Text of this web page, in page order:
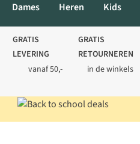
Dames Heren Kids
GRATIS
LEVERING
vanaf 50,-
GRATIS
RETOURNEREN
in de winkels